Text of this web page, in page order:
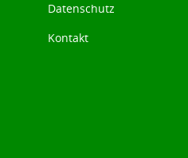
Datenschutz
Kontakt